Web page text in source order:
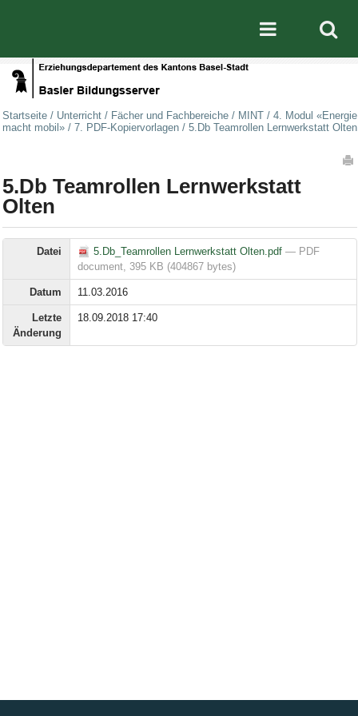
Mobile
Startseite / Unterricht / Fächer und Fachbereiche / MINT / 4. Modul «Energie
macht mobil» / 7. PDF-Kopiervorlagen / 5.Db Teamrollen Lernwerkstatt Olten
5.Db Teamrollen Lernwerkstatt
Olten
Datei 5.Db_Teamrollen Lernwerkstatt Olten.pdf— PDF
document, 395 KB (404867 bytes)
Datum 11.03.2016
Letzte
Änderung
18.09.2018 17:40